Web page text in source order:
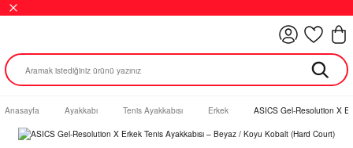
Anasayfa Ayakkabı Tenis Ayakkabısı Erkek ASICS Gel-Resolution X